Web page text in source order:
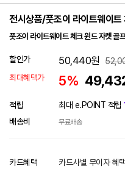
전시상품/풋조이 라이트웨이트
풋조이 라이트웨이트 체크 윈드 자
할인가 50,440원
최대혜택가
5%
적립 최대 e.POINT 적립
배송비
무료배송
카드혜택 카드사별 무이자 혜